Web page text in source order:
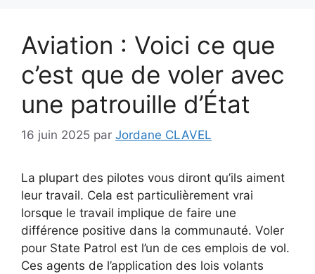
Aviation : Voici ce que
c’est que de voler avec
une patrouille d’État
16 juin 2025 par Jordane CLAVEL
La plupart des pilotes vous diront qu’ils aiment
leur travail. Cela est particulièrement vrai
lorsque le travail implique de faire une
différence positive dans la communauté. Voler
pour State Patrol est l’un de ces emplois de vol.
Ces agents de l’application des lois volants